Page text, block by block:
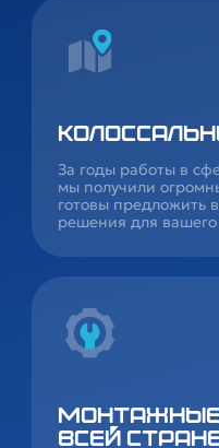
За годы работы в
мы получили
готовы предложить
решения для вашего
всей